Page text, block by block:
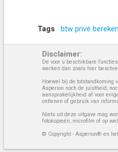
Tags btw privé
Disclaimer:
De voor u beschikbare
werken dan zoals hier
Hoewel bij de totstandkoming
Asperion noch de juistheid,
aansprakelijkheid af voor
ontlenen of gebruik van
Niets uit deze uitgave mag
fotokopieën, microfilm of op
© Copyright - Asperion® en